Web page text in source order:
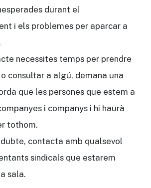
durant el
i els problemes per aparcar a
necessites temps per prendre
consultar a algú, demana una
que les persones que estem a
i companys i hi haurà
tothom.
contacta amb qualsevol
sindicals que estarem
sala.